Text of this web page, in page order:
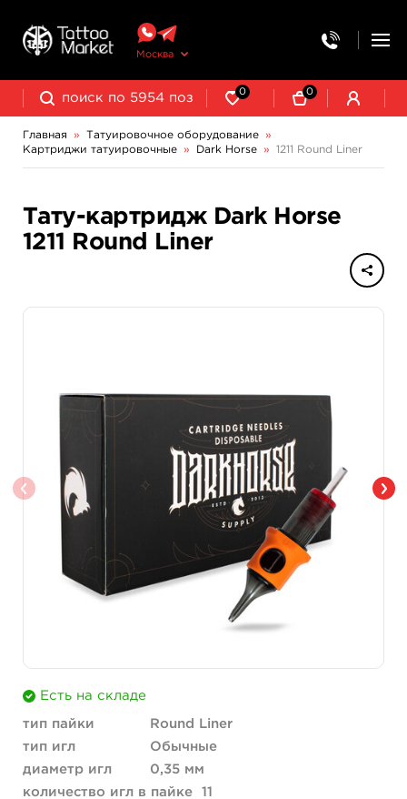
Москва
0 0
Главная » Татуировочное оборудование
»
Картриджи татуировочные
» Dark Horse » 1211 Round Liner
Тату-картридж Dark Horse
1211 Round Liner
Есть на складе
тип пайки
Round Liner
тип игл
Обычные
диаметр игл
0,35 мм
количество игл в пайке
11